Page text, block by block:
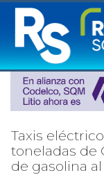
Taxis
toneladas de
de gasolina